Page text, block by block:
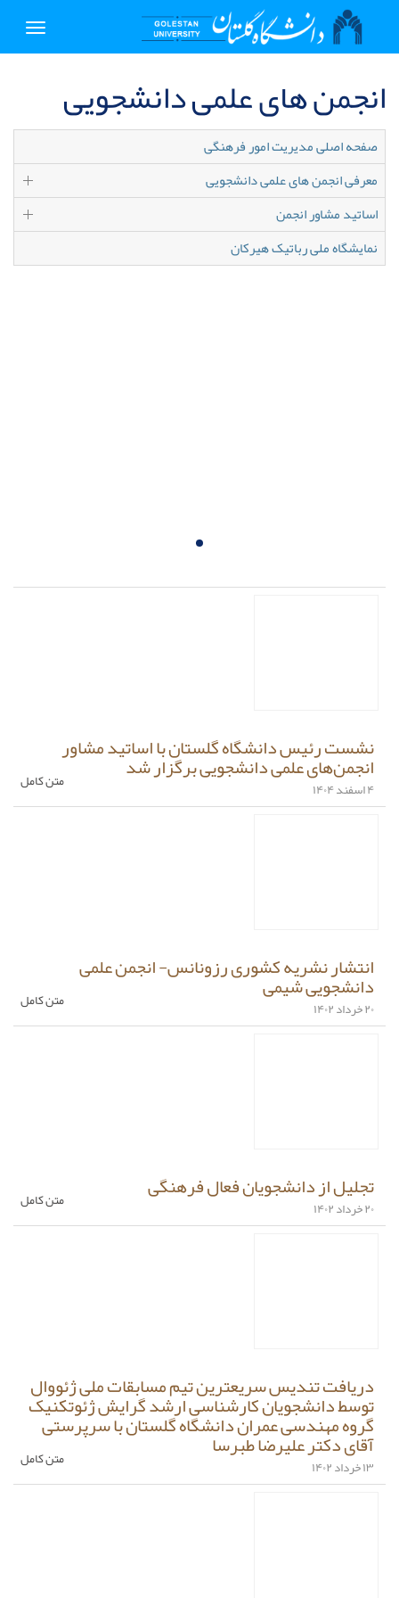
Toggle
انجمن های علمی دانشجویی
صفحه اصلی مدیریت امور فرهنگی
معرفی انجمن های علمی دانشجویی
اساتید مشاور انجمن
نمایشگاه ملی رباتیک هیرکان
نشست رئیس دانشگاه گلستان با اساتید مشاور
انجمن‌های علمی دانشجویی برگزار شد
۴ اسفند ۱۴۰۴ متن کامل
انتشار نشریه کشوری رزونانس- انجمن علمی
دانشجویی شیمی
۲۰ خرداد ۱۴۰۲ متن کامل
تجلیل از دانشجویان فعال فرهنگی
۲۰ خرداد ۱۴۰۲ متن کامل
دریافت تندیس سریعترین تیم مسابقات ملی ژئووال
توسط دانشجویان کارشناسی ارشد گرایش ژئوتکنیک
گروه مهندسی عمران دانشگاه گلستان با سرپرستی
آقای دکتر علیرضا طبرسا
۱۳ خرداد ۱۴۰۲ متن کامل